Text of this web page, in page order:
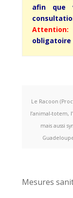
afin que
Attention:
obligatoire
Le Racoon
l’animal-totem,
mais aussi
Mesures